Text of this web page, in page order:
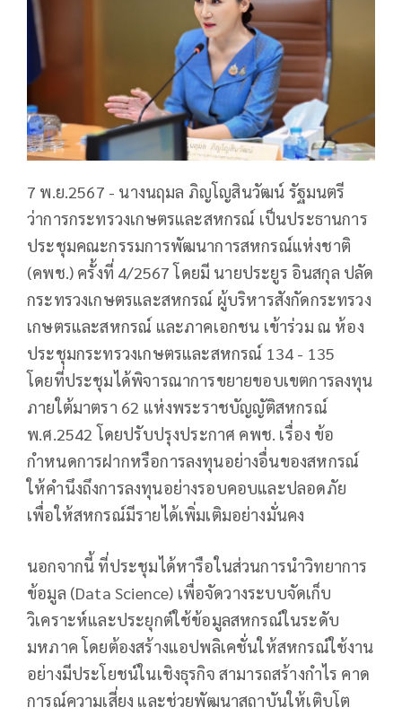
7 พ.ย.2567 - นางนฤมล ภิญโญสินวัฒน์ รัฐมนตรี
ว่าการกระทรวงเกษตรและสหกรณ์ เป็นประธานการ
ประชุมคณะกรรมการพัฒนาการสหกรณ์แห่งชาติ
(คพช.) ครั้งที่ 4/2567 โดยมี นายประยูร อินสกุล ปลัด
กระทรวงเกษตรและสหกรณ์ ผู้บริหารสังกัดกระทรวง
เกษตรและสหกรณ์ และภาคเอกชน เข้าร่วม ณ ห้อง
ประชุมกระทรวงเกษตรและสหกรณ์ 134 - 135
โดยที่ประชุมได้พิจารณาการขยายขอบเขตการลงทุน
ภายใต้มาตรา 62 แห่งพระราชบัญญัติสหกรณ์
พ.ศ.2542 โดยปรับปรุงประกาศ คพช. เรื่อง ข้อ
กำหนดการฝากหรือการลงทุนอย่างอื่นของสหกรณ์
ให้คำนึงถึงการลงทุนอย่างรอบคอบและปลอดภัย
เพื่อให้สหกรณ์มีรายได้เพิ่มเติมอย่างมั่นคง
นอกจากนี้ ที่ประชุมได้หารือในส่วนการนำวิทยาการ
ข้อมูล (Data Science) เพื่อจัดวางระบบจัดเก็บ
วิเคราะห์และประยุกต์ใช้ข้อมูลสหกรณ์ในระดับ
มหภาค โดยต้องสร้างแอปพลิเคชั่นให้สหกรณ์ใช้งาน
อย่างมีประโยชน์ในเชิงธุรกิจ สามารถสร้างกำไร คาด
การณ์ความเสี่ยง และช่วยพัฒนาสถาบันให้เติบโต